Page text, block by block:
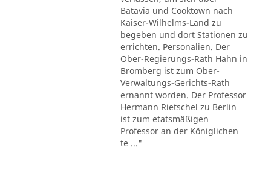
Batavia und Cooktown nach
Kaiser-Wilhelms-Land zu
begeben und dort Stationen zu
errichten. Personalien. Der
Ober-Regierungs-Rath Hahn in
Bromberg ist zum Ober-
Verwaltungs-Gerichts-Rath
ernannt worden. Der Professor
Hermann Rietschel zu Berlin
ist zum etatsmäßigen
Professor an der Königlichen
te ..."